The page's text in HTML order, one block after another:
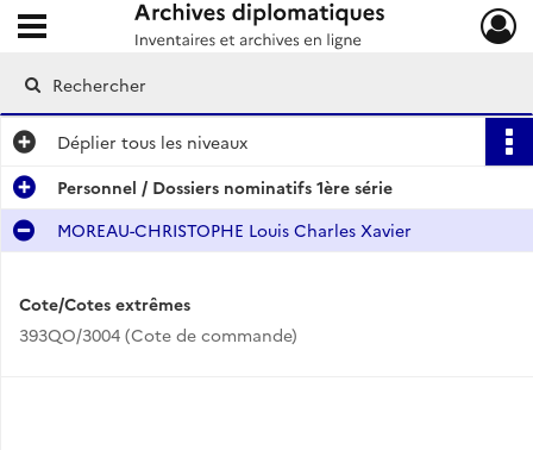
Archives diplomatiques
Ouvrir le menu déroulant
Déplier tous les niveaux
Personnel / Dossiers nominatifs 1ère série
MOREAU-CHRISTOPHE Louis Charles Xavier
Cote/Cotes extrêmes
393QO/3004 (Cote de commande)